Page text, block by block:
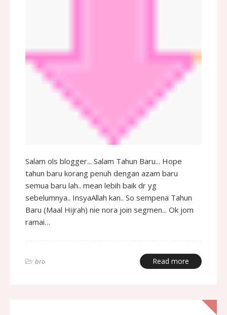
Salam ols blogger... Salam Tahun Baru... Hope
tahun baru korang penuh dengan azam baru
semua baru lah.. mean lebih baik dr yg
sebelumnya.. InsyaAllah kan.. So sempena Tahun
Baru (Maal Hijrah) nie nora join segmen... Ok jom
ramai…
bro Read more